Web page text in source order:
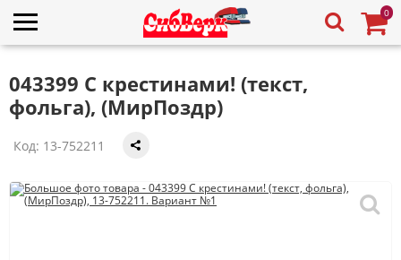
0
043399 С крестинами! (текст,
фольга), (МирПоздр)
Код: 13-752211